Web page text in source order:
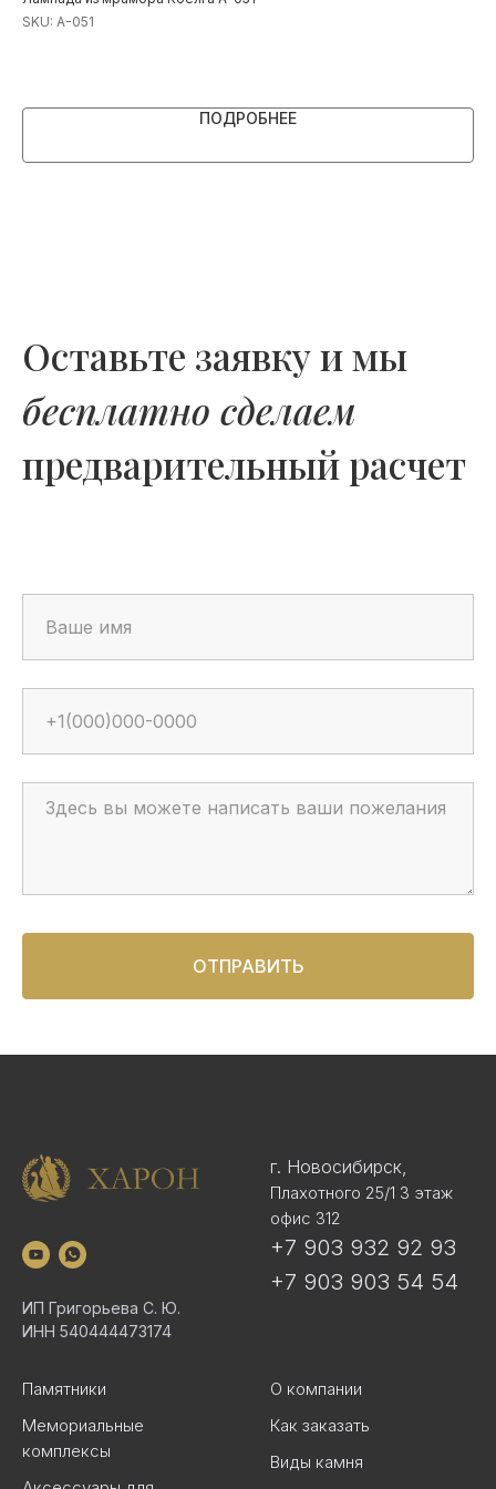
SKU: A-051
ПОДРОБНЕЕ
Оставьте заявку и мы
бесплатно сделаем
предварительный расчет
ОТПРАВИТЬ
ИП Григорьева С. Ю.
ИНН 540444473174
г. Новосибирск,
Плахотного 25/1 3 этаж
офис 312
+7 903 932 92 93
+7 903 903 54 54
Памятники
Мемориальные
комплексы
О компании
Как заказать
Виды камня